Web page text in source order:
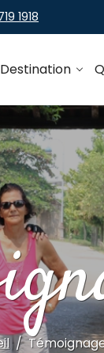
1918
Destination